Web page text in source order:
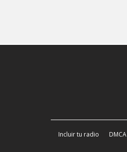
Incluir tu radio DMCA